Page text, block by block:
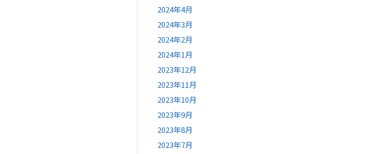
2024年4月
2024年3月
2024年2月
2024年1月
2023年12月
2023年11月
2023年10月
2023年9月
2023年8月
2023年7月